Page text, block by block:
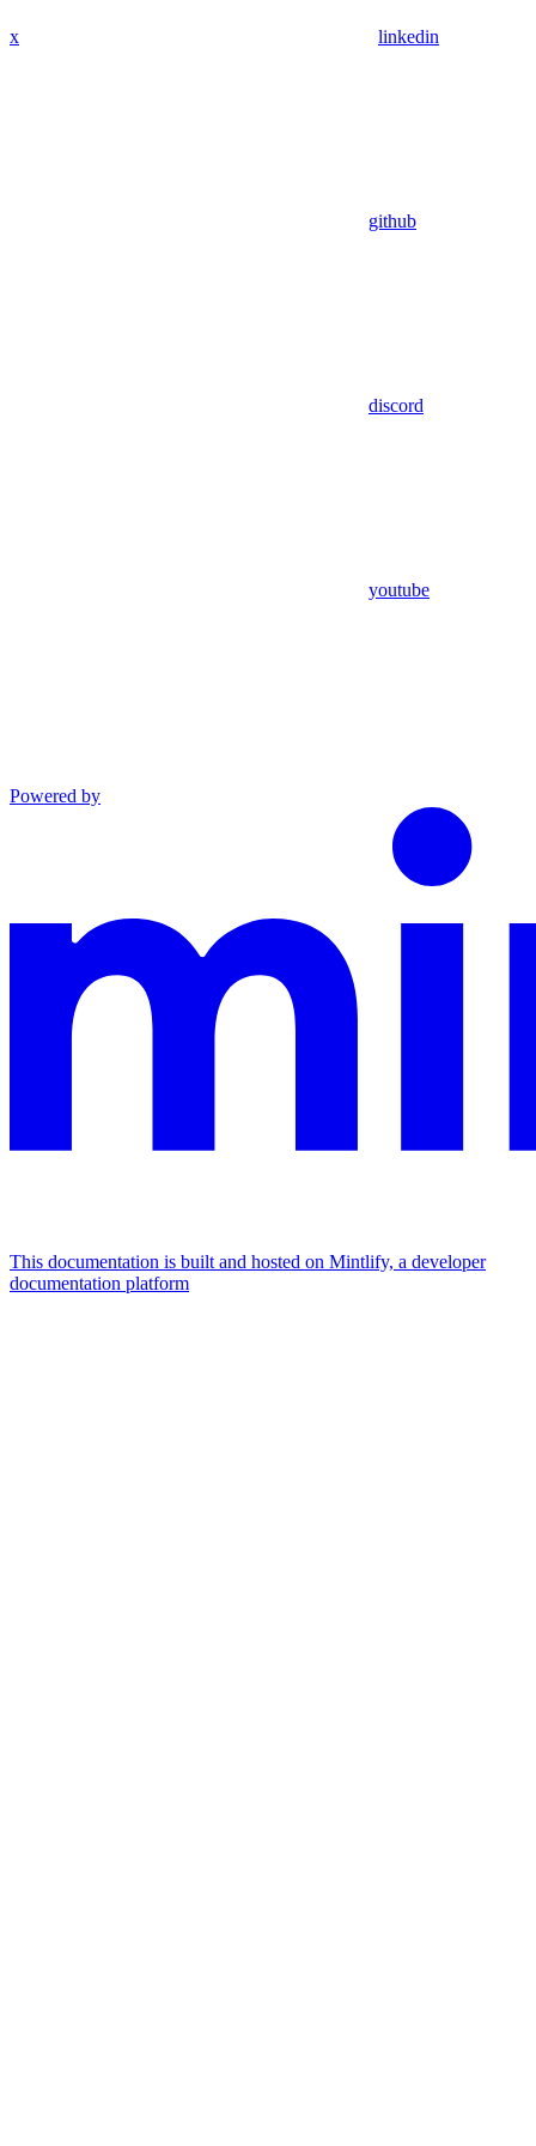
x linkedin
github
discord
youtube
Powered by
This documentation is built and hosted on Mintlify, a developer
documentation platform